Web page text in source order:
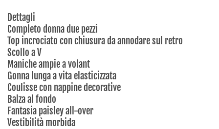
Dettagli
Completo donna due pezzi
Top incrociato con chiusura da annodare sul retro
Scollo a V
Maniche ampie a volant
Gonna lunga a vita elasticizzata
Coulisse con nappine decorative
Balza al fondo
Fantasia paisley all-over
Vestibilità morbida